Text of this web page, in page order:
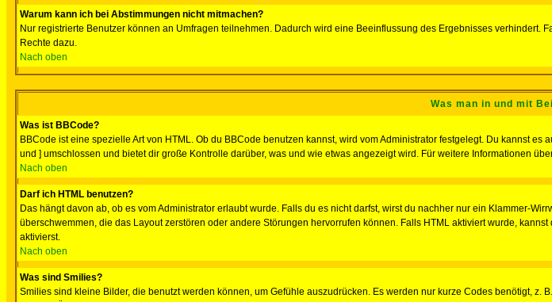
Warum kann ich bei Abstimmungen nicht mitmachen?
Nur registrierte Benutzer können an Umfragen teilnehmen. Dadurch wird eine Beeinflussung des Ergebnisses
Rechte dazu.
Nach oben
Was man in und mit
Was ist BBCode?
BBCode ist eine spezielle Art von HTML. Ob du BBCode benutzen kannst, wird vom Administrator festgelegt. Du kannst
und ] umschlossen und bietet dir große Kontrolle darüber, was und wie etwas angezeigt wird. Für weitere Informationen
Nach oben
Darf ich HTML benutzen?
Das hängt davon ab, ob es vom Administrator erlaubt wurde. Falls du es nicht darfst, wirst du nachher nur ein Klammer-
überschwemmen, die das Layout zerstören oder andere Störungen hervorrufen können. Falls HTML aktiviert wurde,
aktivierst.
Nach oben
Was sind Smilies?
Smilies sind kleine Bilder, die benutzt werden können, um Gefühle auszudrücken. Es werden nur kurze Codes benötigt,